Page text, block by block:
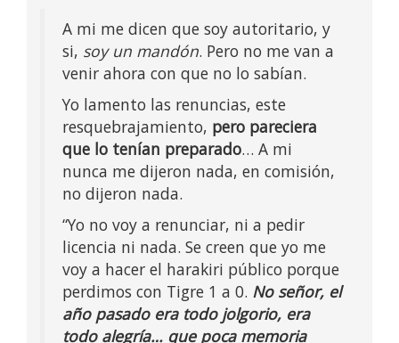
A mi me dicen que soy autoritario, y
si, soy un mandón. Pero no me van a
venir ahora con que no lo sabían.
Yo lamento las renuncias, este
resquebrajamiento, pero pareciera
que lo tenían preparado… A mi
nunca me dijeron nada, en comisión,
no dijeron nada.
“Yo no voy a renunciar, ni a pedir
licencia ni nada. Se creen que yo me
voy a hacer el harakiri público porque
perdimos con Tigre 1 a 0. No señor, el
año pasado era todo jolgorio, era
todo alegría… que poca memoria